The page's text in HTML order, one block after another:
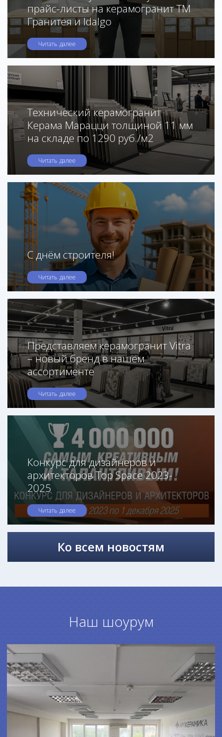
прайс-листы на керамогранит ТМ
Гранитея и Idalgo
Читать далее
Технический керамогранит
Керама Марацци толщиной 11 мм
на складе по 1290 руб./м2
Читать далее
С днём строителя!
Читать далее
Представляем керамогранит Vitra
– новый бренд в нашем
ассортименте
Читать далее
Конкурс для дизайнеров и
архитекторов Top Space 2023-
2025
Читать далее
Ко всем новостям
Наш шоурум